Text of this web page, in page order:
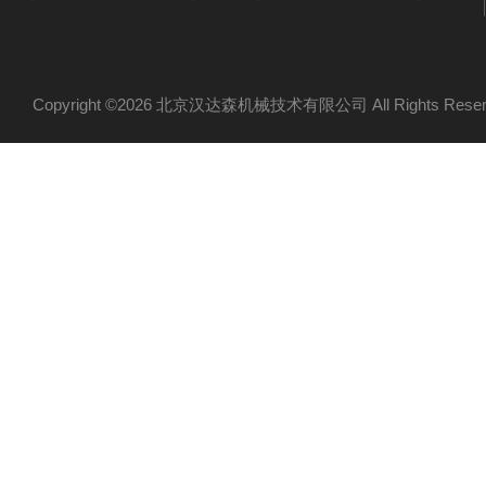
Copyright ©2026 北京汉达森机械技术有限公司 All Rights